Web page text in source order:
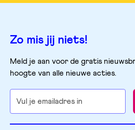
Zo mis jij niets!
Meld je aan voor de gratis
hoogte van alle nieuwe acties.